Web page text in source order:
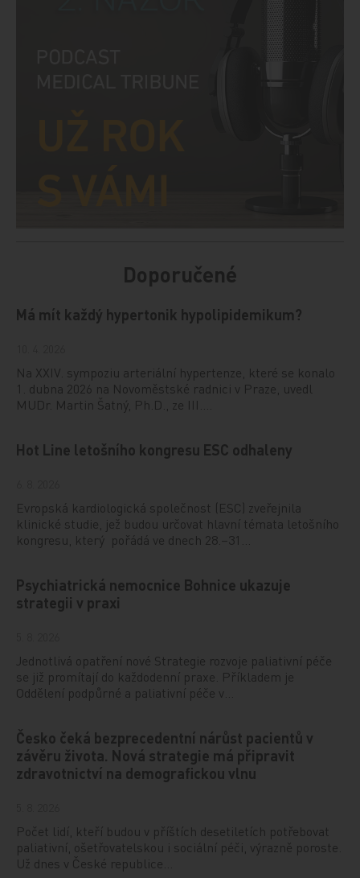
Doporučené
Má mít každý hypertonik hypolipidemikum?
Na XXIV. sympoziu arteriální hypertenze, které se konalo
1. dubna 2026 na Novoměstské radnici v Praze, uvedl
MUDr. Martin Šatný, Ph.D., ze III.…
Hot Line letošního kongresu ESC odhaleny
Evropská kardiologická společnost (ESC) zveřejnila
klinické studie, jež budou určovat hlavní témata letošního
kongresu, který pořádá ve dnech 28.–31…
Psychiatrická nemocnice Bohnice ukazuje
strategii v praxi
Jednotlivá opatření nové Strategie rozvoje paliativní péče
se již promítají do každodenní praxe. Příkladem je
Oddělení podpůrné a paliativní péče v…
Česko čeká bezprecedentní nárůst pacientů v
závěru života. Nová strategie má připravit
zdravotnictví na demografickou vlnu
Počet lidí, kteří budou v příštích desetiletích potřebovat
paliativní, ošetřovatelskou i sociální péči, výrazně poroste.
Už dnes v České republice…